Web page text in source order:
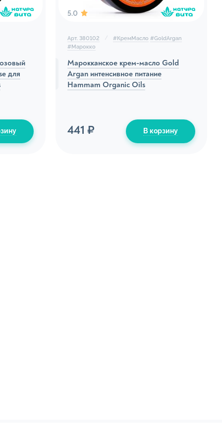
для
5.0
Арт. 380102 #КремМасло #GoldArgan
#Марокко
Марокканское крем-масло Gold
Argan интенсивное питание
Hammam Organic Oils
441 ₽ В корзину